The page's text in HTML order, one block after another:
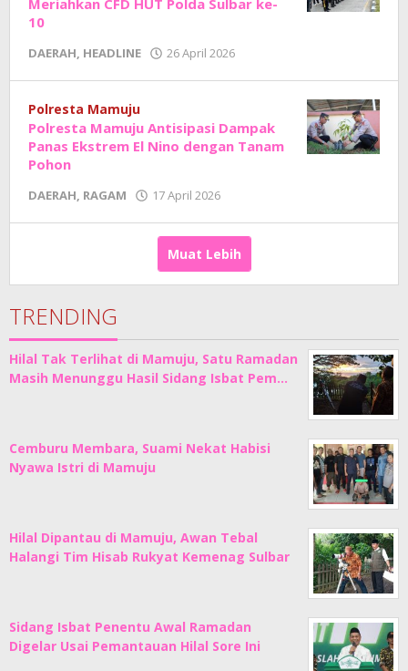
Meriahkan CFD HUT Polda Sulbar ke-
10
DAERAH, HEADLINE 26 April 2026
Junaedi
Polresta Mamuju
Polresta Mamuju Antisipasi Dampak
Panas Ekstrem El Nino dengan Tanam
Pohon
DAERAH, RAGAM 17 April 2026
Junaedi
Sholat
Muat Lebih
TRENDING
Hilal Tak Terlihat di Mamuju, Satu Ramadan
Masih Menunggu Hasil Sidang Isbat Pem…
Cemburu Membara, Suami Nekat Habisi
Nyawa Istri di Mamuju
Hilal Dipantau di Mamuju, Awan Tebal
Halangi Tim Hisab Rukyat Kemenag Sulbar
Sidang Isbat Penentu Awal Ramadan
Digelar Usai Pemantauan Hilal Sore Ini